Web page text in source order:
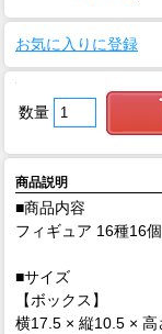
お気に入りに登録
数量
商品説明
■商品内容
フィギュア 16種16
■サイズ
【ボックス】
横17.5 × 縦10.5 × 高